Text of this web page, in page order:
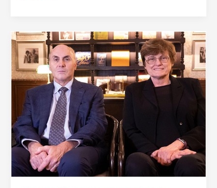
Pioneros
de
vacunas
ARNm
contra
la
COVID
ganan
Nobel
de
Medicina